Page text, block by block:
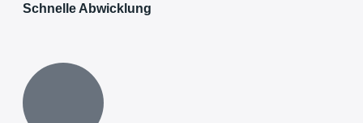
Schnelle Abwicklung